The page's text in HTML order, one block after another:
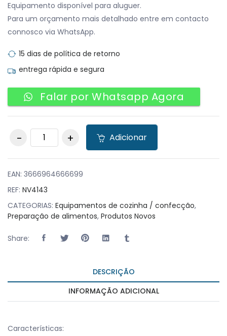
Equipamento disponível para aluguer.
Para um orçamento mais detalhado entre em contacto
connosco via WhatsApp.
15 dias de política de retorno
entrega rápida e segura
Falar por Whatsapp Agora
Fonte de Chocolate
em Cascata com 5
Adicionar
EAN: 3666964666699
REF: NV4143
CATEGORIAS: Equipamentos de cozinha / confecção,
Preparação de alimentos, Produtos Novos
Share:
DESCRIÇÃO
INFORMAÇÃO ADICIONAL
Características: